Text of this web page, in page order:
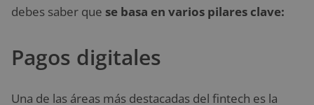
debes saber que se basa en varios pilares clave:
Pagos digitales
Una de las áreas más destacadas del fintech es la